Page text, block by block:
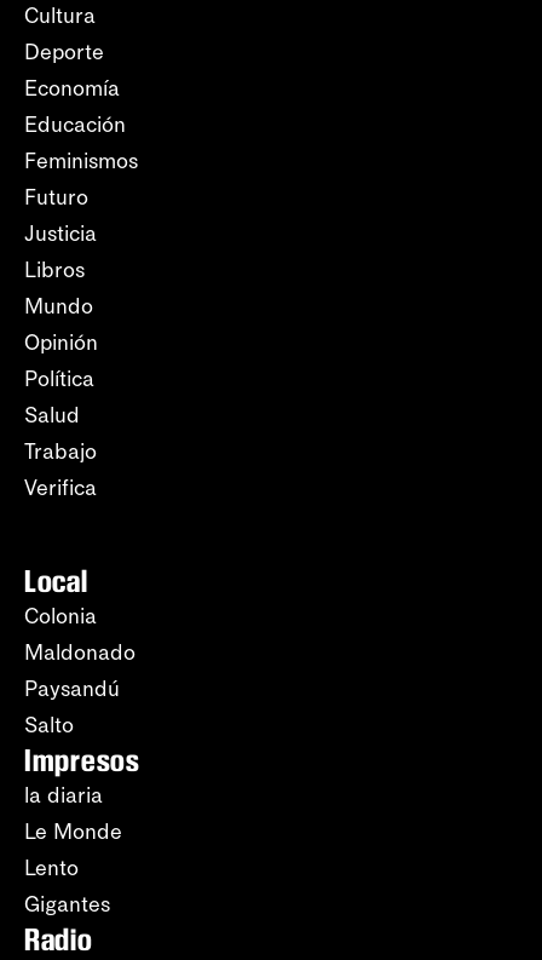
Cultura
Deporte
Economía
Educación
Feminismos
Futuro
Justicia
Libros
Mundo
Opinión
Política
Salud
Trabajo
Verifica
Local
Colonia
Maldonado
Paysandú
Salto
Impresos
la diaria
Le Monde
Lento
Gigantes
Radio